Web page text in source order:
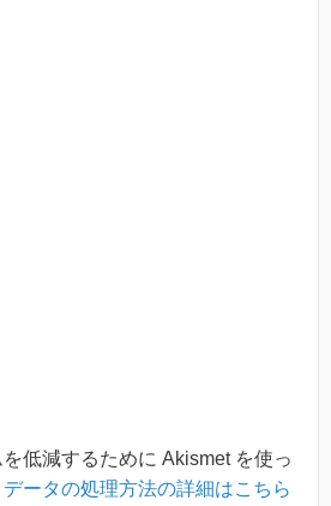
低減するために Akismet を使っ
データの処理方法の詳細はこちら